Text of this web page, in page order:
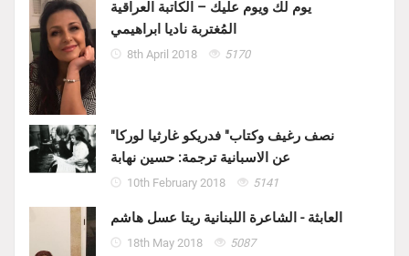
يوم لك ويوم عليك – الكاتبة العراقية
المُغتربة ناديا ابراهيمي
8th April 2018 5170
"نصف رغيف وكتاب" فدريكو غارثيا لوركا
عن الاسبانية ترجمة: حسين نهابة
10th February 2018 5141
العابثة - الشاعرة اللبنانية ريتا عسل هاشم
18th May 2018 5087